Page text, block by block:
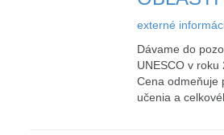
externé
Dávame do
UNESCO v
Cena odmeňuje
učenia a